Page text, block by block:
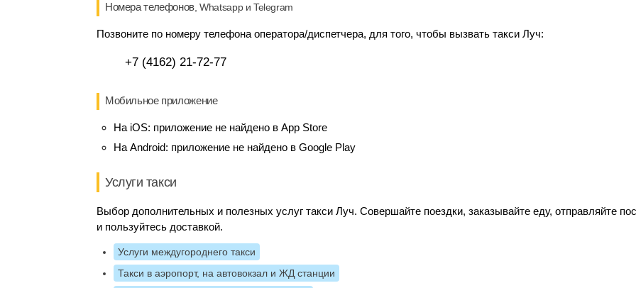
Номера телефонов, Whatsapp и Telegram
Позвоните по номеру телефона оператора/диспетчера, для того, чтобы вызвать такси Луч:
+7 (4162) 21-72-77
Мобильное приложение
На iOS: приложение не найдено в App Store
На Android: приложение не найдено в Google Play
Услуги такси
Выбор дополнительных и полезных услуг такси Луч. Совершайте поездки, заказывайте еду, отправляйте
и пользуйтесь доставкой.
Услуги междугороднего такси
Такси в аэропорт, на автовокзал и ЖД станции